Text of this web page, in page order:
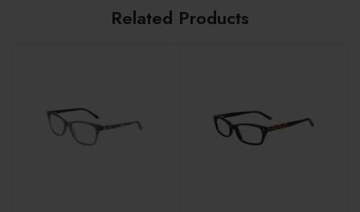
Related Products